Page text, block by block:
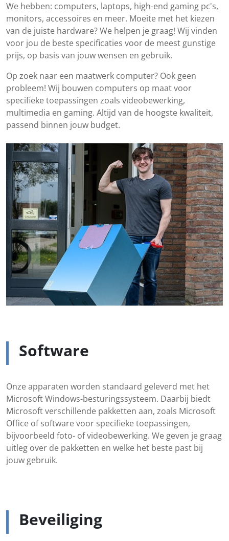
We hebben: computers, laptops, high-end gaming pc's,
monitors, accessoires en meer. Moeite met het kiezen
van de juiste hardware? We helpen je graag! Wij vinden
voor jou de beste specificaties voor de meest gunstige
prijs, op basis van jouw wensen en gebruik.
Op zoek naar een maatwerk computer? Ook geen
probleem! Wij bouwen computers op maat voor
specifieke toepassingen zoals videobewerking,
multimedia en gaming. Altijd van de hoogste kwaliteit,
passend binnen jouw budget.
Software
Onze apparaten worden standaard geleverd met het
Microsoft Windows-besturingssysteem. Daarbij biedt
Microsoft verschillende pakketten aan, zoals Microsoft
Office of software voor specifieke toepassingen,
bijvoorbeeld foto- of videobewerking. We geven je graag
uitleg over de pakketten en welke het beste past bij
jouw gebruik.
Beveiliging